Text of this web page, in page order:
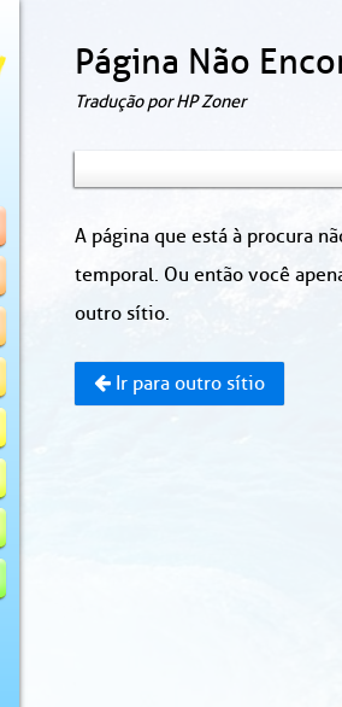
Página Não
Tradução por HP Zoner
A página que está à procura
temporal. Ou então você
outro sítio.
Ir para outro sítio